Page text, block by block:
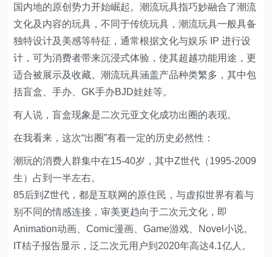
国内地的原创势力开始崛起。潮流玩具指巧妙融合了潮流
文化及内容的玩具，不同于传统玩具，潮流玩具一般具备
独特设计及美感等特征，通常根据文化与娱乐 IP 进行设
计，可为消费者带来沉浸式体验，使其超越功能用途，更
适合被展示及收藏。潮流玩具涵盖产品种类繁多，其中包
括盲盒、手办、GK手办BJD娃娃等。
有人说，盲盒现象是二次元亚文化成功出圈的表现。
在我看来，这次“出圈”有着一定的历史必然性：
潮玩的消费人群集中在15-40岁，其中Z世代（1995-2009
生）占到一半左右。
85后到Z世代，都是互联网的原住民，与虚拟世界有着与
别不同的情感连接，审美更趋向于二次元文化，即
Animation动画、Comic漫画、Game游戏、Novel小说。
IT桔子报告显示，泛二次元用户到2020年高达4.1亿人。